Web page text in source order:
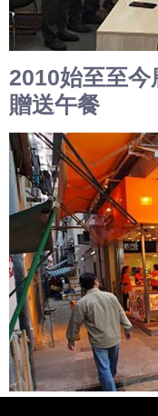
2010始至至今
贈送午餐